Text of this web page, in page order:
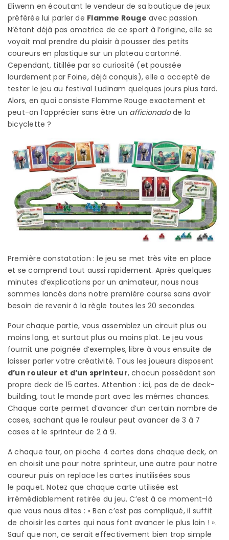
Eliwenn en écoutant le vendeur de sa boutique de jeux
préférée lui parler de Flamme Rouge avec passion.
N’étant déjà pas amatrice de ce sport à l’origine, elle se
voyait mal prendre du plaisir à pousser des petits
coureurs en plastique sur un plateau cartonné.
Cependant, titillée par sa curiosité (et poussée
lourdement par Foine, déjà conquis), elle a accepté de
tester le jeu au festival Ludinam quelques jours plus tard.
Alors, en quoi consiste Flamme Rouge exactement et
peut-on l’apprécier sans être un afficionadode la
bicyclette ?
Première constatation : le jeu se met très vite en place
et se comprend tout aussi rapidement. Après quelques
minutes d’explications par un animateur, nous nous
sommes lancés dans notre première course sans avoir
besoin de revenir à la règle toutes les 20 secondes.
Pour chaque partie, vous assemblez un circuit plus ou
moins long, et surtout plus ou moins plat. Le jeu vous
fournit une poignée d’exemples, libre à vous ensuite de
laisser parler votre créativité. Tous les joueurs disposent
d’un rouleur et d’un sprinteur, chacun possédant son
propre deck de 15 cartes. Attention : ici, pas de de deck-
building, tout le monde part avec les mêmes chances.
Chaque carte permet d’avancer d’un certain nombre de
cases, sachant que le rouleur peut avancer de 3 à 7
cases et le sprinteur de 2 à 9.
A chaque tour, on pioche 4 cartes dans chaque deck, on
en choisit une pour notre sprinteur, une autre pour notre
coureur puis on replace les cartes inutilisées sous
le paquet. Notez que chaque carte utilisée est
irrémédiablement retirée du jeu. C’est à ce moment-là
que vous nous dites : « Ben c’est pas compliqué, il suffit
de choisir les cartes qui nous font avancer le plus loin ! ».
Sauf que non, ce serait effectivement bien trop simple